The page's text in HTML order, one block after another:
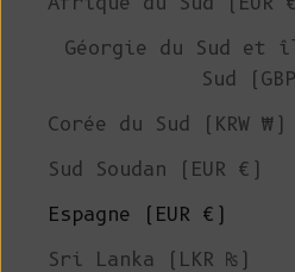
Géorgie du Sud et
Sud
Corée du Sud (KRW ₩)
Sud Soudan (EUR €)
Espagne (EUR €)
Sri Lanka (LKR ₨)